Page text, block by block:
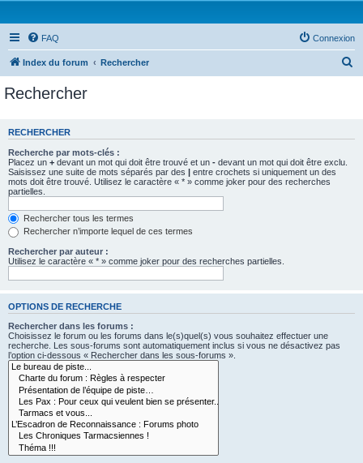
FAQ Connexion
Index du forum Rechercher
e
Rechercher
RECHERCHER
Recherche par mots-clés :
Placez un + devant un mot qui doit être trouvé et un - devant un mot qui doit être exclu.
Saisissez une suite de mots séparés par des | entre crochets si uniquement un des
mots doit être trouvé. Utilisez le caractère « * » comme joker pour des recherches
partielles.
Rechercher tous les termes
Rechercher n’importe lequel de ces termes
Rechercher par auteur :
Utilisez le caractère « * » comme joker pour des recherches partielles.
OPTIONS DE RECHERCHE
Rechercher dans les forums :
Choisissez le forum ou les forums dans le(s)quel(s) vous souhaitez effectuer une
recherche. Les sous-forums sont automatiquement inclus si vous ne désactivez pas
l’option ci-dessous « Rechercher dans les sous-forums ».